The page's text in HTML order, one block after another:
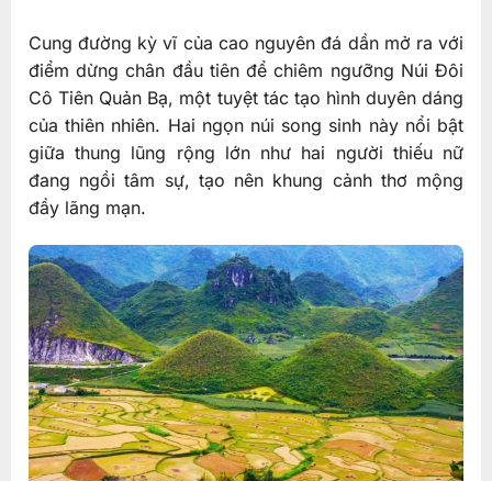
Cung đường kỳ vĩ của cao nguyên đá dần mở ra với
điểm dừng chân đầu tiên để chiêm ngưỡng Núi Đôi
Cô Tiên Quản Bạ, một tuyệt tác tạo hình duyên dáng
của thiên nhiên. Hai ngọn núi song sinh này nổi bật
giữa thung lũng rộng lớn như hai người thiếu nữ
đang ngồi tâm sự, tạo nên khung cảnh thơ mộng
đầy lãng mạn.